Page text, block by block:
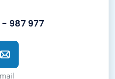
987 977